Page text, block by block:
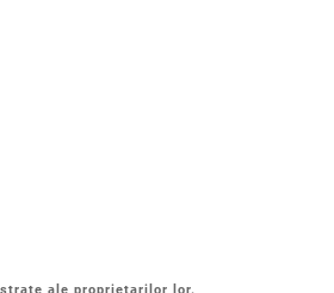
ale proprietarilor lor.